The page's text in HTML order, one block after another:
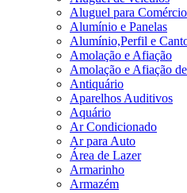
Aluguel para Comércio
Alumínio e Panelas
Alumínio,Perfil e
Amolação e Afiação
Amolação e Afiação
Antiquário
Aparelhos Auditivos
Aquário
Ar Condicionado
Ar para Auto
Área de Lazer
Armarinho
Armazém